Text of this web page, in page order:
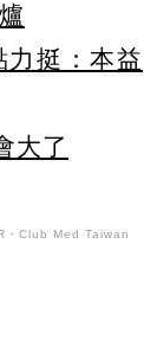
力挺：本益
大了
・Club Med Taiwan